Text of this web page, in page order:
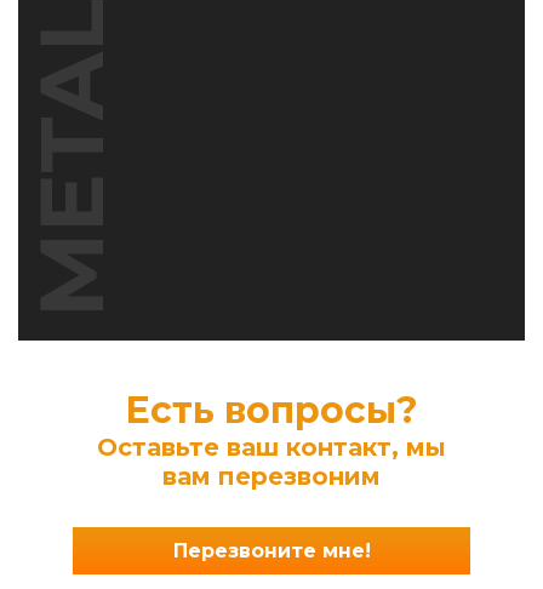
Есть вопросы?
Оставьте ваш контакт, мы
вам перезвоним
Перезвоните мне!